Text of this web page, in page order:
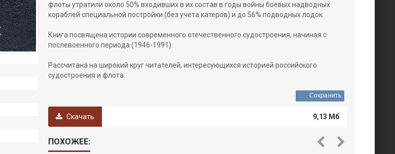
флоты утратили около 50% входивших в их состав в годы войны боевых надводных
кораблей специальной постройки (без учета катеров) и до 56% подводных лодок.
Книга посвящена истории современного отечественного судостроения, начиная с
послевоенного периода (1946-1991).
Рассчитана на широкий круг читателей, интересующихся историей российского
судостроения и флота.
Сохранить
Скачать 9,13 Мб
ПОХОЖЕЕ: